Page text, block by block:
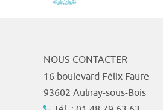
NOUS CONTACTER
16 boulevard Félix Faure
93602 Aulnay-sous-Bois